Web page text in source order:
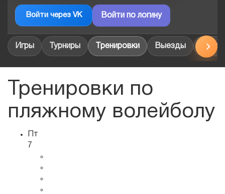
Войти через VK Войти по логину
Игры Турниры Тренировки Выезды
ЛИСТАЙ
Тренировки по
пляжному волейболу
Пт
7